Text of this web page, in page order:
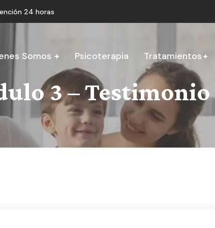
24 horas
Somos Psicoterapia Tratamientos
3 – Testimonio